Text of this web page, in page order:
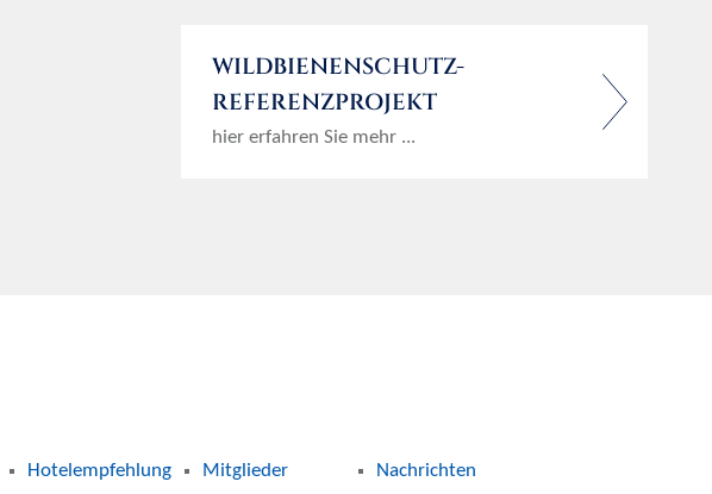
WILDBIENENSCHUTZ-
REFERENZPROJEKT
hier erfahren Sie mehr ...
Hotelempfehlung Mitglieder Nachrichten